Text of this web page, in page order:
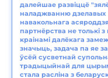
далейшае развіццё
наладжванню дзелавых
навакольнага
партнёрства не толькі
краінамі далёкага
значыць, задача па яе
ўсёй сусветнай
традыцыйнай для
стала расліна з